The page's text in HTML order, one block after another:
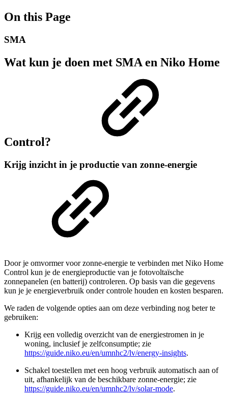
On this Page
SMA
Wat kun je doen met SMA en Niko Home
Control?
Krijg inzicht in je productie van zonne-energie
Door je omvormer voor zonne-energie te verbinden met Niko Home
Control kun je de energieproductie van je fotovoltaïsche
zonnepanelen (en batterij) controleren. Op basis van die gegevens
kun je je energieverbruik onder controle houden en kosten besparen.
We raden de volgende opties aan om deze verbinding nog beter te
gebruiken:
Krijg een volledig overzicht van de energiestromen in je
woning, inclusief je zelfconsumptie; zie
https://guide.niko.eu/en/umnhc2/lv/energy-insights.
Schakel toestellen met een hoog verbruik automatisch aan of
uit, afhankelijk van de beschikbare zonne-energie; zie
https://guide.niko.eu/en/umnhc2/lv/solar-mode.